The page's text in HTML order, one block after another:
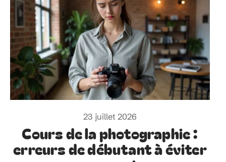
23 juillet 2026
Cours de la photographie :
erreurs de débutant à éviter